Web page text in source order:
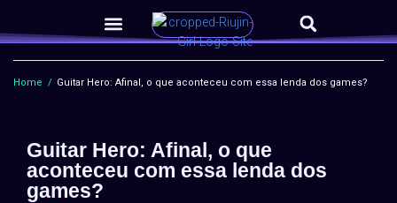
Home / Guitar Hero: Afinal, o que aconteceu com essa lenda dos games?
Guitar Hero: Afinal, o que
aconteceu com essa lenda dos
games?